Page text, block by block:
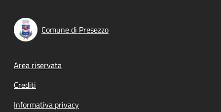
Comune di Presezzo
Footer menu
Area riservata
Crediti
Informativa privacy